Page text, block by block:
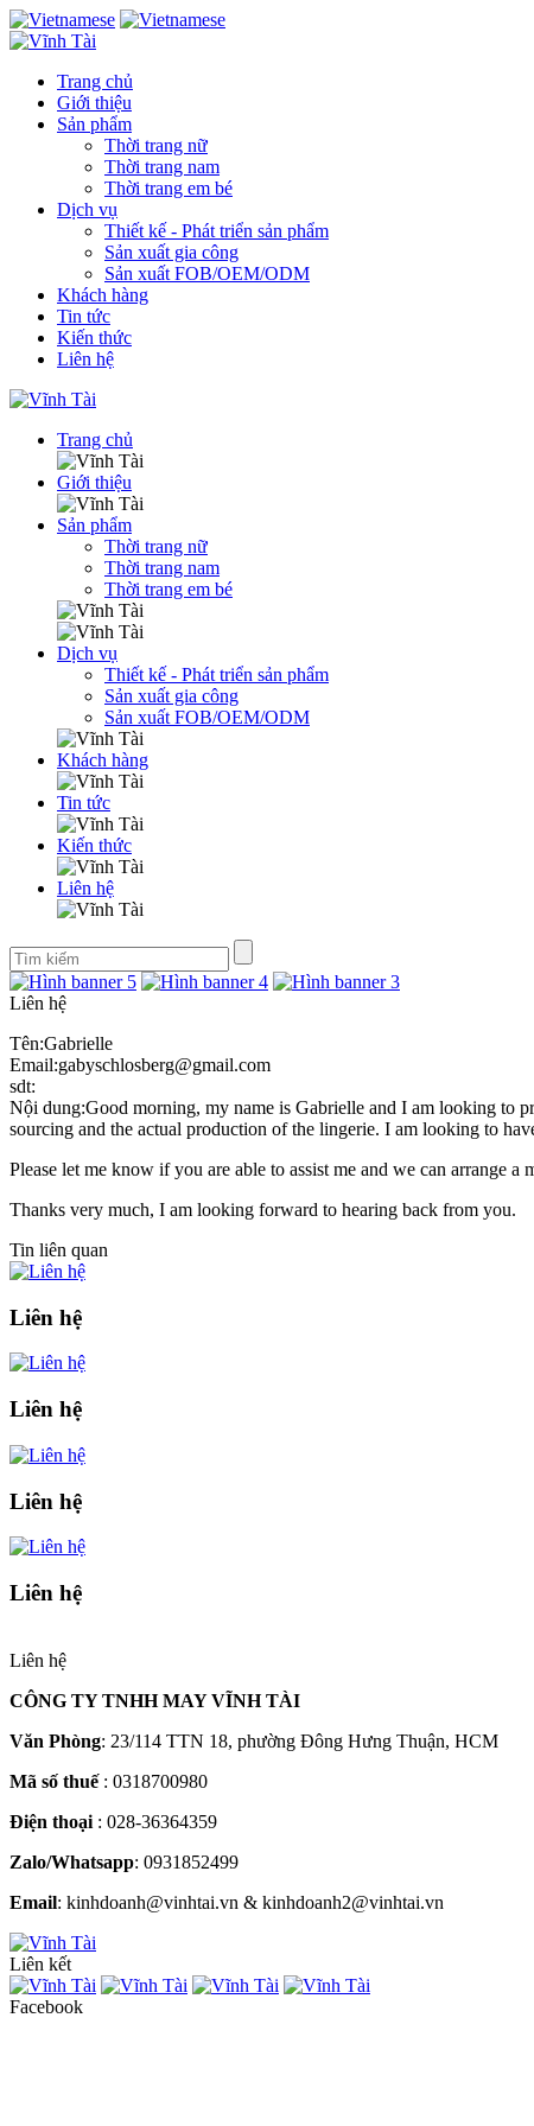
Trang chủ
Giới thiệu
Sản phẩm
Thời trang nữ
Thời trang nam
Thời trang em bé
Dịch vụ
Thiết kế - Phát triển sản phẩm
Sản xuất gia công
Sản xuất FOB/OEM/ODM
Khách hàng
Tin tức
Kiến thức
Liên hệ
Trang chủ
Giới thiệu
Sản phẩm
Thời trang nữ
Thời trang nam
Thời trang em bé
Dịch vụ
Thiết kế - Phát triển sản phẩm
Sản xuất gia công
Sản xuất FOB/OEM/ODM
Khách hàng
Tin tức
Kiến thức
Liên hệ
Liên hệ
Tên:Gabrielle
Email:gabyschlosberg@gmail.com
sdt:
Nội dung:Good morning, my name is Gabrielle and I am looking to
sourcing and the actual production of the lingerie. I am looking to
Please let me know if you are able to assist me and we can arrange
Thanks very much, I am looking forward to hearing back from you.
Tin liên quan
Liên hệ
Liên hệ
Liên hệ
Liên hệ
Liên hệ
CÔNG TY TNHH MAY VĨNH TÀI
Văn Phòng: 23/114 TTN 18, phường Đông Hưng Thuận, HCM
Mã số thuế : 0318700980
Điện thoại : 028-36364359
Zalo/Whatsapp: 0931852499
Email: kinhdoanh@vinhtai.vn & kinhdoanh2@vinhtai.vn
Liên kết
Facebook